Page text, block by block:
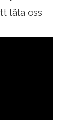
låta oss